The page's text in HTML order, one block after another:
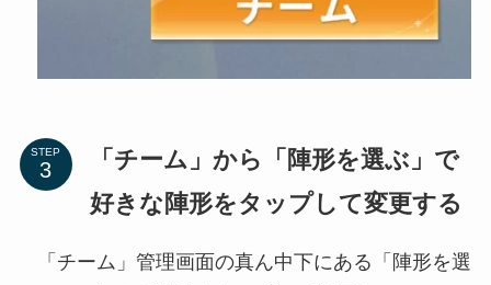
STEP
「チーム」から「陣形を選ぶ」で
好きな陣形をタップして変更する
「チーム」管理画面の真ん中下にある「陣形を選